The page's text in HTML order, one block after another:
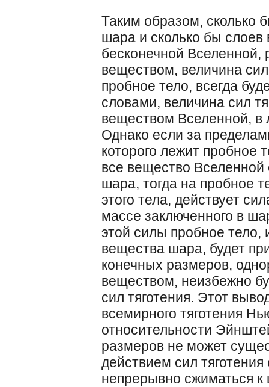
Таким образом, сколько
шара и сколько бы
бесконечной
веществом, величина
пробное тело, всегда
словами, величина сил
веществом Вселенной, в
Однако если за
которого лежит пробное
все вещество Вселенной
шара, тогда на пробное
этого тела, действует
массе заключенного в
этой силы пробное
вещества шара, будет
конечных размеров,
веществом, неизбежно
сил тяготения. Этот
всемирного тяготения
относительности
размеров не может
действием сил
непрерывно сжиматься к